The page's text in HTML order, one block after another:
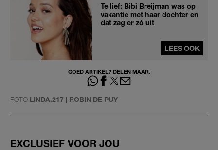
Te lief: Bibi Breijman was op
vakantie met haar dochter en
dat zag er zó uit
LEES OOK
GOED ARTIKEL? DELEN MAAR.
FOTO LINDA.217 | ROBIN DE PUY
EXCLUSIEF VOOR JOU